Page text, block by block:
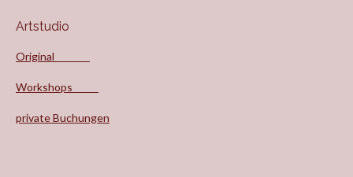
Artstudio
Original
Workshops
private Buchungen